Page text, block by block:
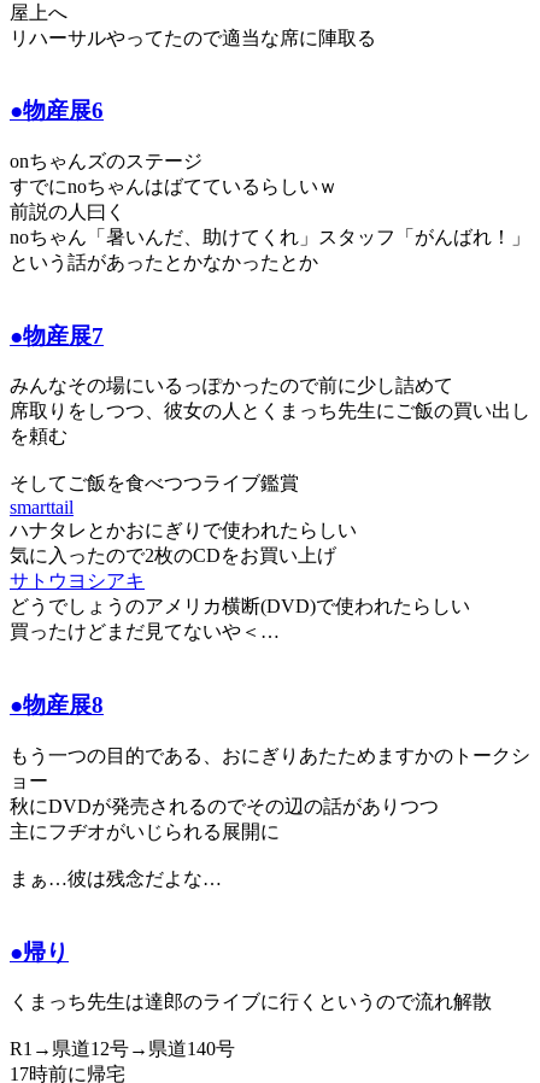
屋上へ
リハーサルやってたので適当な席に陣取る
●物産展6
onちゃんズのステージ
すでにnoちゃんはばてているらしいｗ
前説の人曰く
noちゃん「暑いんだ、助けてくれ」スタッフ「がんばれ！」
という話があったとかなかったとか
●物産展7
みんなその場にいるっぽかったので前に少し詰めて
席取りをしつつ、彼女の人とくまっち先生にご飯の買い出し
を頼む
そしてご飯を食べつつライブ鑑賞
smarttail
ハナタレとかおにぎりで使われたらしい
気に入ったので2枚のCDをお買い上げ
サトウヨシアキ
どうでしょうのアメリカ横断(DVD)で使われたらしい
買ったけどまだ見てないや＜…
●物産展8
もう一つの目的である、おにぎりあたためますかのトークシ
ョー
秋にDVDが発売されるのでその辺の話がありつつ
主にフヂオがいじられる展開に
まぁ…彼は残念だよな…
●帰り
くまっち先生は達郎のライブに行くというので流れ解散
R1→県道12号→県道140号
17時前に帰宅